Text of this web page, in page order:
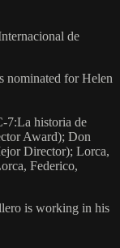
de
nominated for Helen
7:La historia de
Award); Don
Director); Lorca,
Federico,
is working in his